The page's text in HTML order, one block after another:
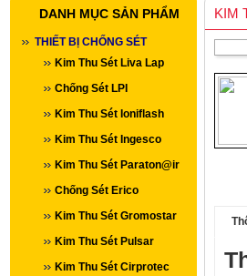
DANH MỤC SẢN PHẨM
THIẾT BỊ CHỐNG SÉT
Kim Thu Sét Liva Lap
Chống Sét LPI
Kim Thu Sét Ioniflash
Kim Thu Sét Ingesco
Kim Thu Sét Paraton@ir
Chống Sét Erico
Kim Thu Sét Gromostar
Kim Thu Sét Pulsar
Kim Thu Sét Cirprotec
KIM